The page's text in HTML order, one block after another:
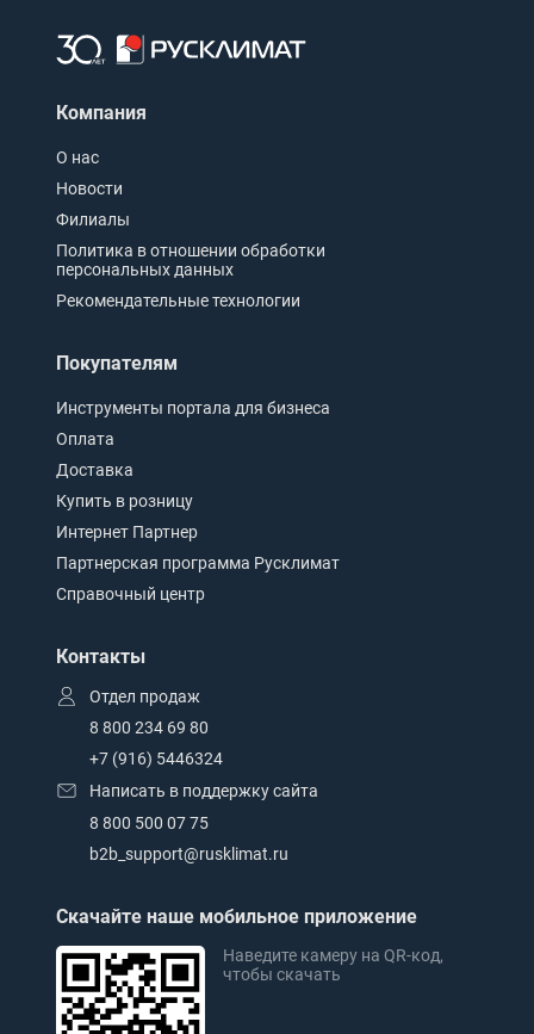
Компания
О нас
Новости
Филиалы
Политика в отношении обработки
персональных данных
Рекомендательные технологии
Покупателям
Инструменты портала для бизнеса
Оплата
Доставка
Купить в розницу
Интернет Партнер
Партнерская программа Русклимат
Справочный центр
Контакты
Отдел продаж
8 800 234 69 80
+7 (916) 5446324
Написать в поддержку сайта
8 800 500 07 75
b2b_support@rusklimat.ru
Скачайте наше мобильное приложение
Наведите камеру на QR-код,
чтобы скачать